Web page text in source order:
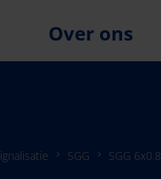
Over ons
SGG SGG 6x0.8